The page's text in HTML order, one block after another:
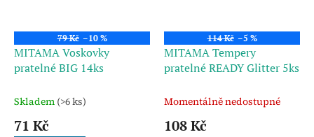
79 Kč –10 %
MITAMA Voskovky
pratelné BIG 14ks
Skladem (>6 ks)
71 Kč
114 Kč –5 %
MITAMA Tempery
pratelné READY Glitter 5ks
Momentálně nedostupné
108 Kč